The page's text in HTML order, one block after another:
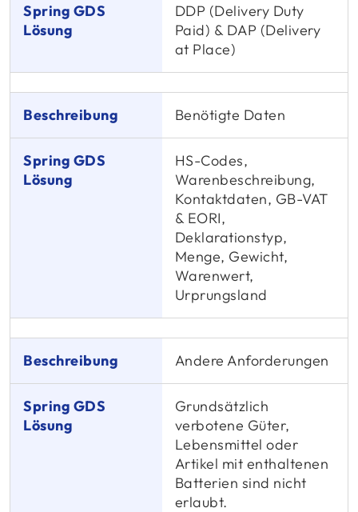
DDP (Delivery Duty
Paid) & DAP (Delivery
at Place)
Benötigte Daten
HS-Codes,
Warenbeschreibung,
Kontaktdaten, GB-VAT
& EORI,
Deklarationstyp,
Menge, Gewicht,
Warenwert,
Urprungsland
Andere Anforderungen
Grundsätzlich
verbotene Güter,
Lebensmittel oder
Artikel mit enthaltenen
Batterien sind nicht
erlaubt.